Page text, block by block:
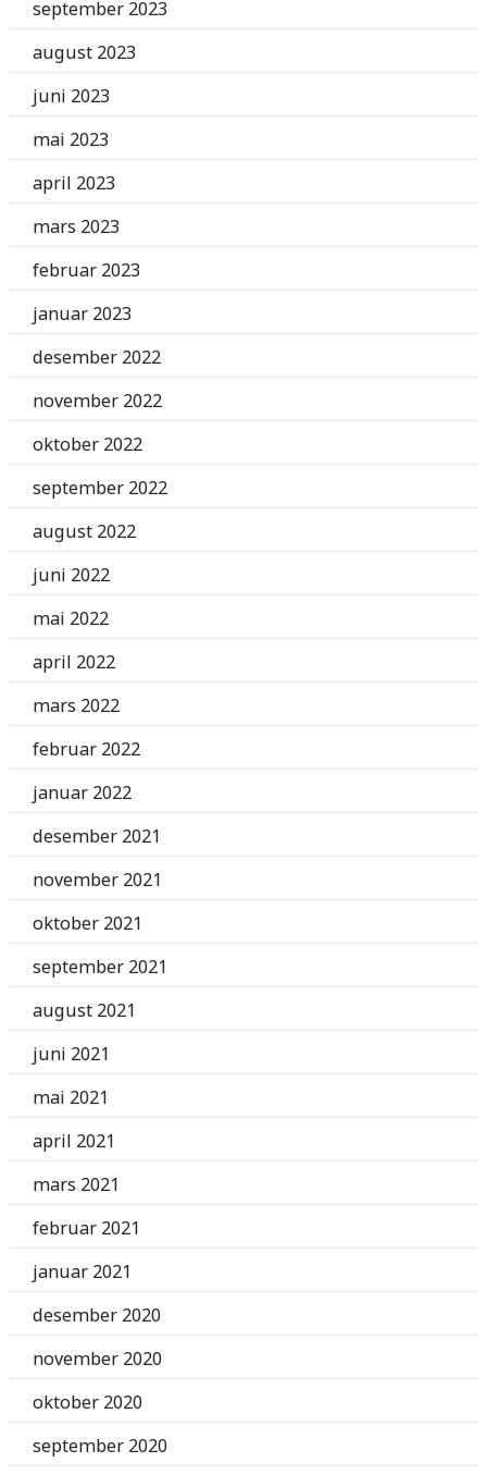
september 2023
august 2023
juni 2023
mai 2023
april 2023
mars 2023
februar 2023
januar 2023
desember 2022
november 2022
oktober 2022
september 2022
august 2022
juni 2022
mai 2022
april 2022
mars 2022
februar 2022
januar 2022
desember 2021
november 2021
oktober 2021
september 2021
august 2021
juni 2021
mai 2021
april 2021
mars 2021
februar 2021
januar 2021
desember 2020
november 2020
oktober 2020
september 2020